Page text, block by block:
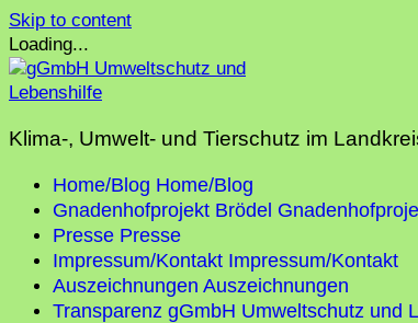
Skip to content
Loading...
Klima-, Umwelt- und Tierschutz im
Home/Blog Home/Blog
Gnadenhofprojekt Brödel
Presse Presse
Impressum/Kontakt Impressum/Kontakt
Auszeichnungen Auszeichnungen
Transparenz gGmbH Umweltschutz und